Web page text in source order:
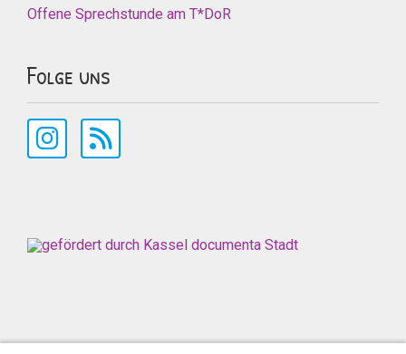
Offene Sprechstunde am T*DoR
Folge uns